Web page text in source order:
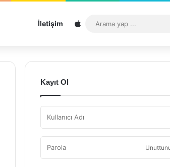
İletişim Sitemap
Kayıt Ol